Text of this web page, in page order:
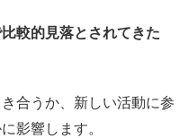
較的見落とされてきた
合うか、新しい活動に参
影響します。